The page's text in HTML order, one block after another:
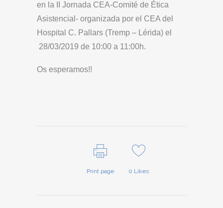
en la II Jornada CEA-Comité de Ética
Asistencial- organizada por el CEA del
Hospital C. Pallars (Tremp – Lérida) el
28/03/2019 de 10:00 a 11:00h.
Os esperamos!!
Print page 0 Likes